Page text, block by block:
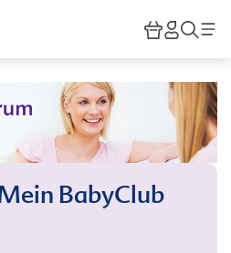
HiPP
BabyClub